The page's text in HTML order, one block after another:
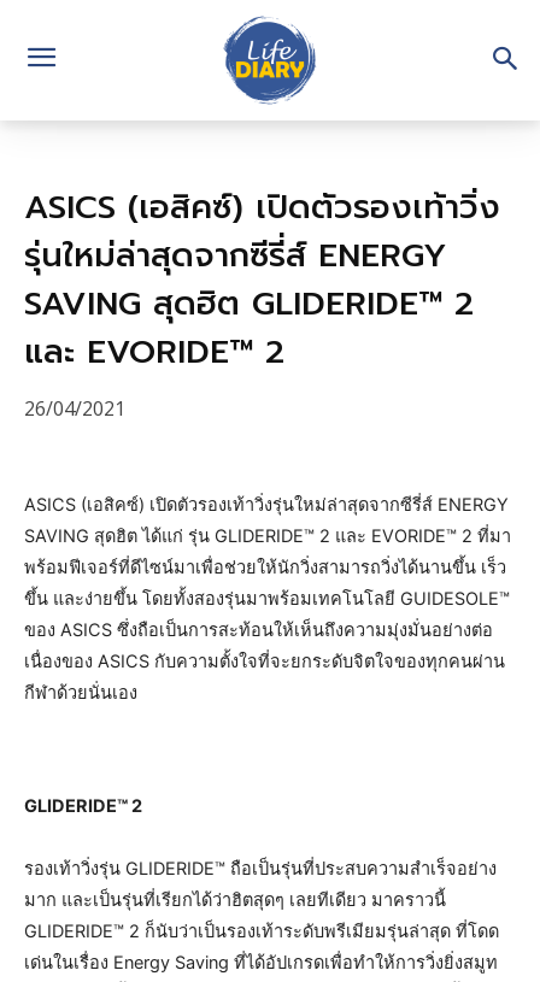
ASICS (เอสิคซ์) เปิดตัวรองเท้าวิ่ง
รุ่นใหม่ล่าสุดจากซีรี่ส์ ENERGY
SAVING สุดฮิต GLIDERIDE™ 2
และ EVORIDE™ 2
26/04/2021
ASICS (เอสิคซ์) เปิดตัวรองเท้าวิ่งรุ่นใหม่ล่าสุดจากซีรี่ส์ ENERGY
SAVING สุดฮิต ได้แก่ รุ่น GLIDERIDE™ 2 และ EVORIDE™ 2 ที่มา
พร้อมฟีเจอร์ที่ดีไซน์มาเพื่อช่วยให้นักวิ่งสามารถวิ่งได้นานขึ้น เร็ว
ขึ้น และง่ายขึ้น โดยทั้งสองรุ่นมาพร้อมเทคโนโลยี GUIDESOLE™
ของ ASICS ซึ่งถือเป็นการสะท้อนให้เห็นถึงความมุ่งมั่นอย่างต่อ
เนื่องของ ASICS กับความตั้งใจที่จะยกระดับจิตใจของทุกคนผ่าน
กีฬาด้วยนั่นเอง
GLIDERIDE™ 2
รองเท้าวิ่งรุ่น GLIDERIDE™ ถือเป็นรุ่นที่ประสบความสำเร็จอย่าง
มาก และเป็นรุ่นที่เรียกได้ว่าฮิตสุดๆ เลยทีเดียว มาคราวนี้
GLIDERIDE™ 2 ก็นับว่าเป็นรองเท้าระดับพรีเมียมรุ่นล่าสุด ที่โดด
เด่นในเรื่อง Energy Saving ที่ได้อัปเกรดเพื่อทำให้การวิ่งยิ่งสมูท